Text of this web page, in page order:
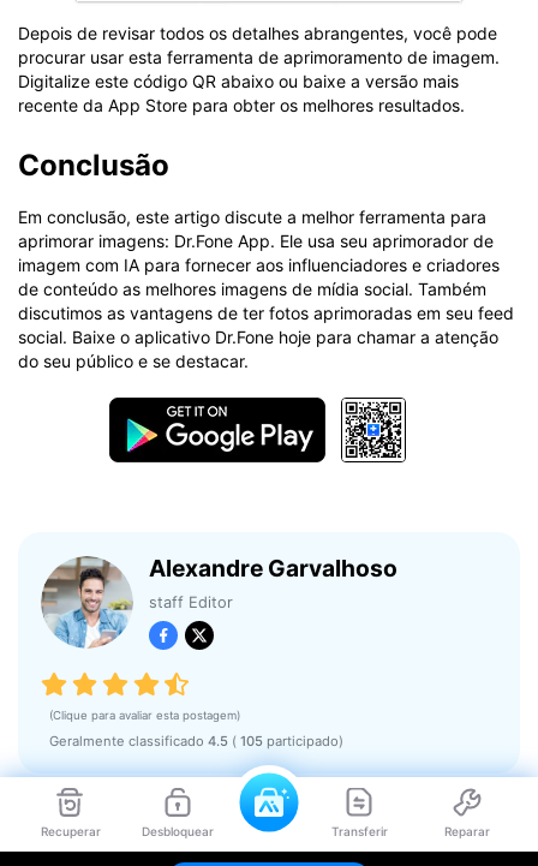
Recuperar Desbloquear Transferir Reparar
Depois de revisar todos os detalhes abrangentes, você pode
procurar usar esta ferramenta de aprimoramento de imagem.
Digitalize este código QR abaixo ou baixe a versão mais
recente da App Store para obter os melhores resultados.
Conclusão
Em conclusão, este artigo discute a melhor ferramenta para
aprimorar imagens: Dr.Fone App. Ele usa seu aprimorador de
imagem com IA para fornecer aos influenciadores e criadores
de conteúdo as melhores imagens de mídia social. Também
discutimos as vantagens de ter fotos aprimoradas em seu feed
social. Baixe o aplicativo Dr.Fone hoje para chamar a atenção
do seu público e se destacar.
Alexandre Garvalhoso
staff Editor
(Clique para avaliar esta postagem)
Geralmente classificado 4.5 ( 105 participado)
Você também pode gostar